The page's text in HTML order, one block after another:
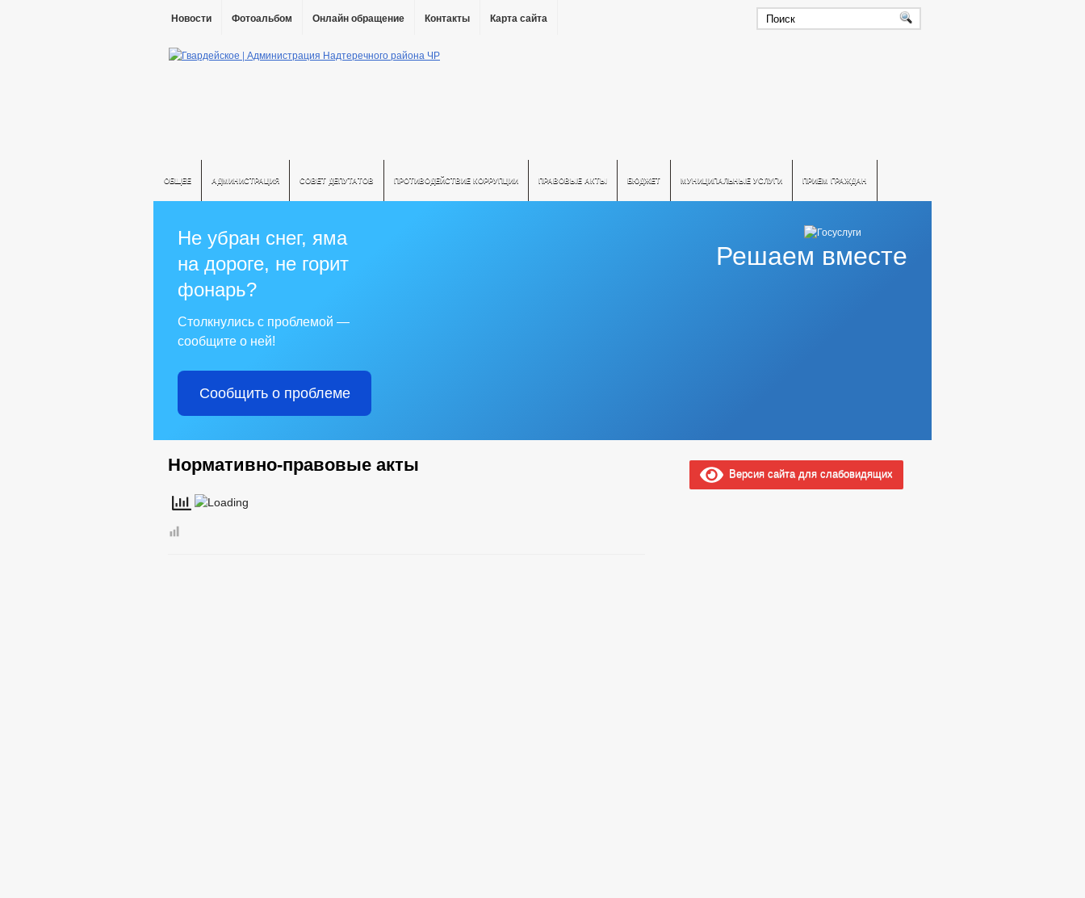
Новости Фотоальбом Онлайн обращение Контакты Карта сайта
ОБЩЕЕ АДМИНИСТРАЦИЯ СОВЕТ ДЕПУТАТОВ ПРОТИВОДЕЙСТВИЕ КОРРУПЦИИ ПРАВОВЫЕ АКТЫ БЮДЖЕТ МУНИЦИПАЛЬНЫЕ УСЛУГИ ПРИЕМ ГРАЖДАН
Решаем вместе
Не убран снег, яма
на дороге, не горит
фонарь?
Столкнулись с проблемой —
сообщите о ней!
Сообщить о проблеме
Нормативно-правовые акты Версия сайта для слабовидящих